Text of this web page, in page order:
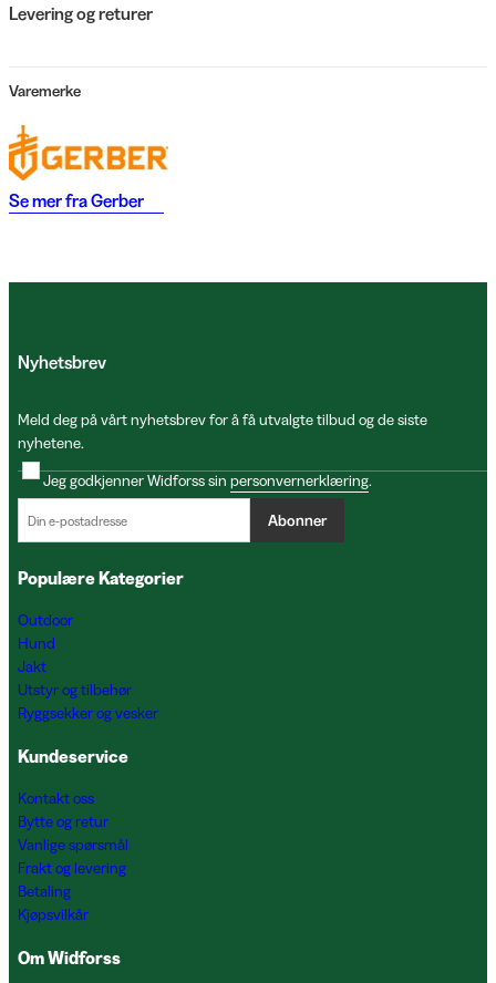
Levering og returer
Varemerke
Se mer fraGerber
Nyhetsbrev
Meld deg på vårt nyhetsbrev for å få utvalgte tilbud og de siste
nyhetene.
Jeg godkjenner Widforss sin personvernerklæring.
Abonner
Populære Kategorier
Outdoor
Hund
Jakt
Utstyr og tilbehør
Ryggsekker og vesker
Kundeservice
Kontakt oss
Bytte og retur
Vanlige spørsmål
Frakt og levering
Betaling
Kjøpsvilkår
Om Widforss